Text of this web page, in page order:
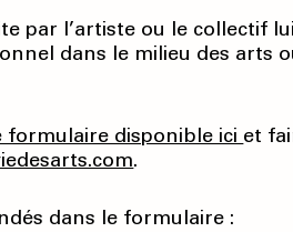
par l’artiste ou le collectif
dans le milieu des arts
formulaire disponible ici et
.
dans le formulaire :